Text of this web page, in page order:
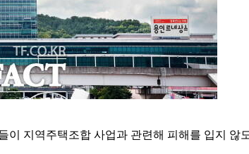
이 지역주택조합 사업과 관련해 피해를 입지 않